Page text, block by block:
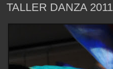
TALLER DANZA 2011